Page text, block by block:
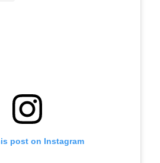
post on Instagram